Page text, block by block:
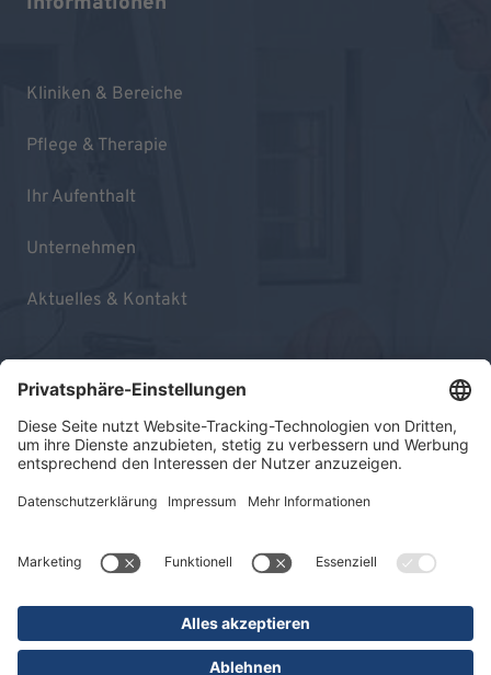
Kliniken & Bereiche
Pflege & Therapie
Ihr Aufenthalt
Unternehmen
Aktuelles & Kontakt
Impressum